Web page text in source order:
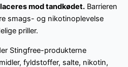
mod tandkødet. Barrieren
smags- og nikotinoplevelse
priller.
Stingfree-produkterne
fyldstoffer, salte, nikotin,